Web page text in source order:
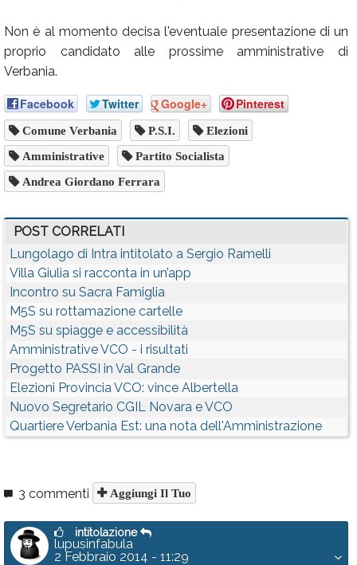
Non è al momento decisa l'eventuale presentazione di un
proprio candidato alle prossime amministrative di
Verbania.
Facebook Twitter Google+ Pinterest
Comune Verbania P.s.i. Elezioni
Amministrative Partito Socialista
Andrea Giordano Ferrara
POST CORRELATI
Lungolago di Intra intitolato a Sergio Ramelli
Villa Giulia si racconta in un’app
Incontro su Sacra Famiglia
M5S su rottamazione cartelle
M5S su spiagge e accessibilità
Amministrative VCO - i risultati
Progetto PASSI in Val Grande
Elezioni Provincia VCO: vince Albertella
Nuovo Segretario CGIL Novara e VCO
Quartiere Verbania Est: una nota dell'Amministrazione
3 commenti Aggiungi Il Tuo
intitolazione
lupusinfabula
2 Febbraio 2014 - 11:29